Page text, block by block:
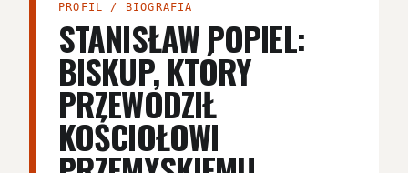
PROFIL / BIOGRAFIA
STANISŁAW POPIEL:
BISKUP, KTÓRY
PRZEWODZIŁ
KOŚCIOŁOWI